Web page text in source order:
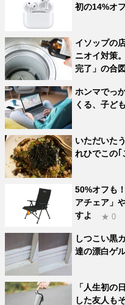
初の14%オ
イソップの
ニオイ対策
完了」の合
ホンマでっ
くる、子ど
いただいた
れひでこの｢
50%オフも
アチェア」
すよ
★ 0
しつこい黒
達の漂白ゲ
「人生初の
した友人も